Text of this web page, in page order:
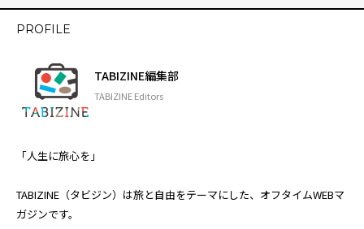
PROFILE
TABIZINE編集部
TABIZINE Editors
「人生に旅心を」
TABIZINE（タビジン）は旅と自由をテーマにした、オフタイムWEBマ
ガジンです。